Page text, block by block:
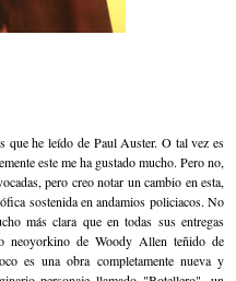
que he leído de Paul Auster. O tal vez es
este me ha gustado mucho. Pero no,
pero creo notar un cambio en esta,
sostenida en andamios policiacos. No
más clara que en todas sus entregas
neoyorkino de Woody Allen teñido de
es una obra completamente nueva y